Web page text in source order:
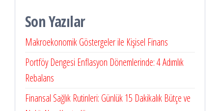
Son Yazılar
Makroekonomik Göstergeler ile Kişisel Finans
Portföy Dengesi Enflasyon Dönemlerinde: 4 Adımlık
Rebalans
Finansal Sağlık Rutinleri: Günlük 15 Dakikalık Bütçe ve